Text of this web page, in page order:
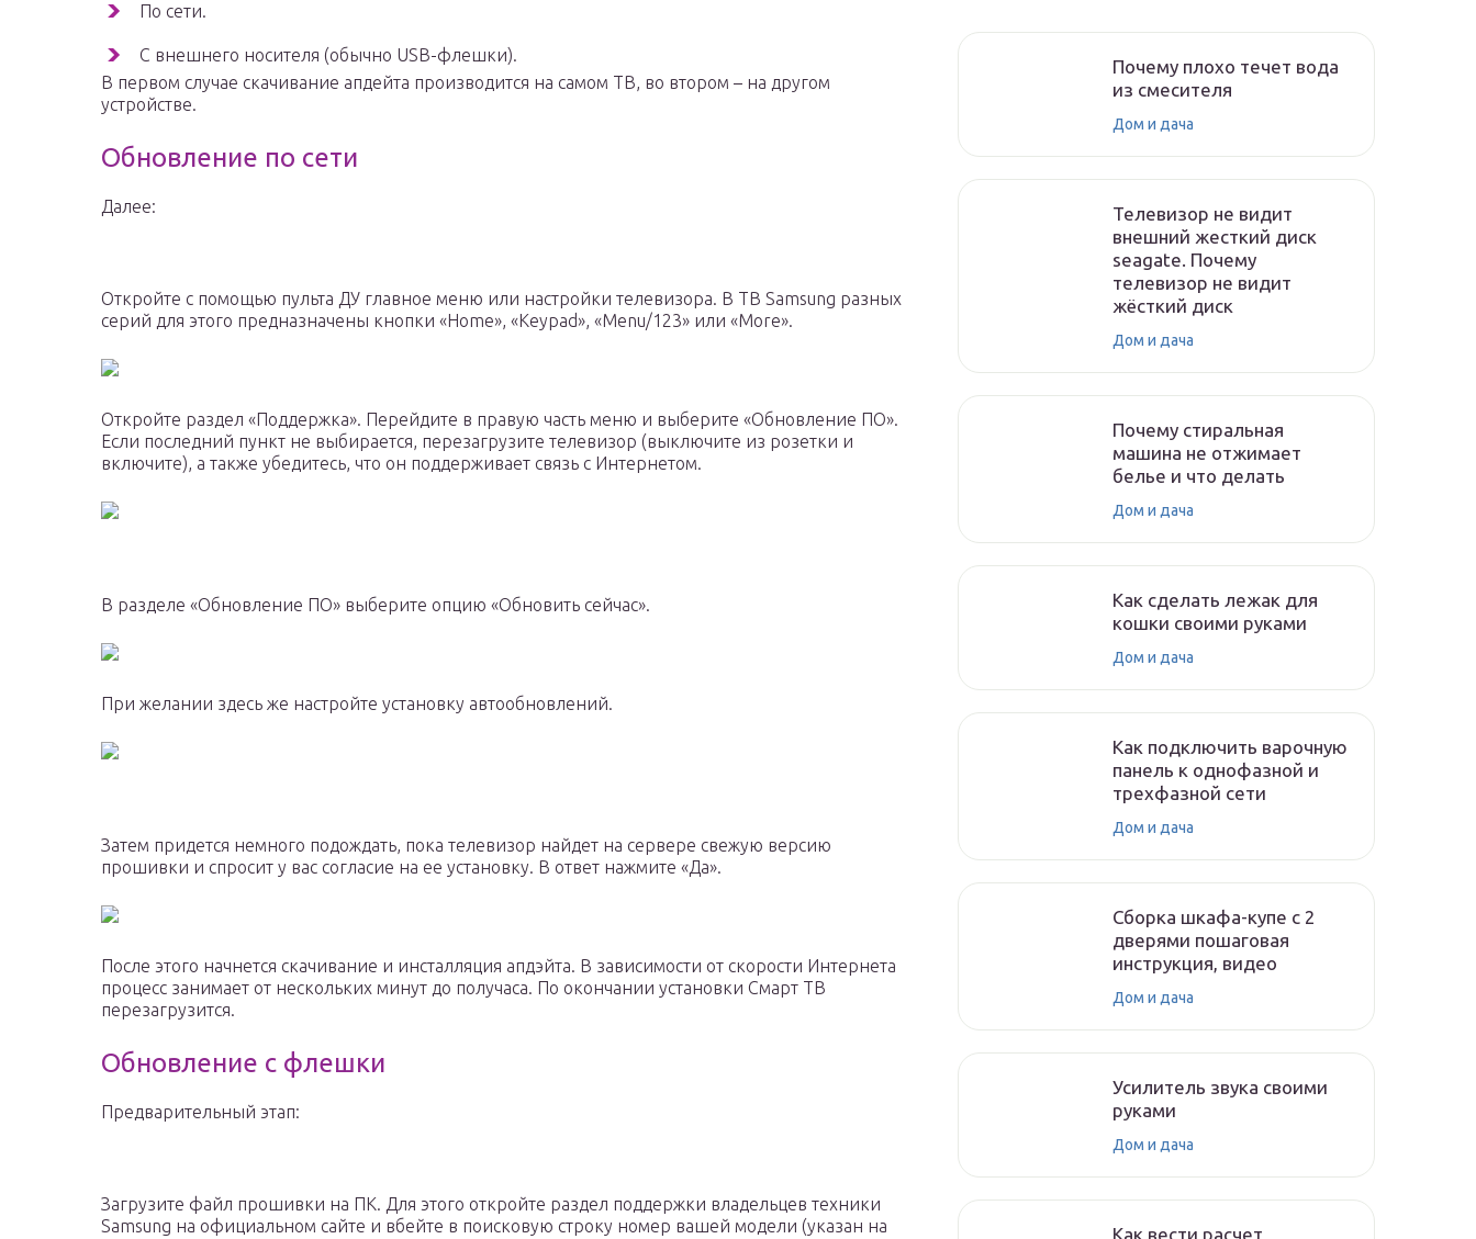
По сети.
С внешнего носителя (обычно USB-флешки).
В первом случае скачивание апдейта производится на самом ТВ, во втором – на другом
устройстве.
Обновление по сети
Далее:
Откройте с помощью пульта ДУ главное меню или настройки телевизора. В ТВ Samsung разных
серий для этого предназначены кнопки «Home», «Keypad», «Menu/123» или «More».
Откройте раздел «Поддержка». Перейдите в правую часть меню и выберите «Обновление ПО».
Если последний пункт не выбирается, перезагрузите телевизор (выключите из розетки и
включите), а также убедитесь, что он поддерживает связь с Интернетом.
В разделе «Обновление ПО» выберите опцию «Обновить сейчас».
При желании здесь же настройте установку автообновлений.
Затем придется немного подождать, пока телевизор найдет на сервере свежую версию
прошивки и спросит у вас согласие на ее установку. В ответ нажмите «Да».
После этого начнется скачивание и инсталляция апдэйта. В зависимости от скорости Интернета
процесс занимает от нескольких минут до получаса. По окончании установки Смарт ТВ
перезагрузится.
Обновление с флешки
Предварительный этап:
Загрузите файл прошивки на ПК. Для этого откройте раздел поддержки владельцев техники
Samsung на официальном сайте и вбейте в поисковую строку номер вашей модели (указан на
Почему плохо течет вода
из смесителя
Дом и дача
Телевизор не видит
внешний жесткий диск
seagate. Почему
телевизор не видит
жёсткий диск
Дом и дача
Почему стиральная
машина не отжимает
белье и что делать
Дом и дача
Как сделать лежак для
кошки своими руками
Дом и дача
Как подключить варочную
панель к однофазной и
трехфазной сети
Дом и дача
Сборка шкафа-купе с 2
дверями пошаговая
инструкция, видео
Дом и дача
Усилитель звука своими
руками
Дом и дача
Как вести расчет